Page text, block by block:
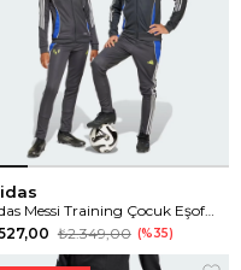
₺2.349,00 %35